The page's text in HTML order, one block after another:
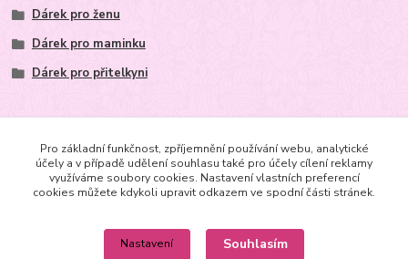
Dárek pro ženu
Dárek pro maminku
Dárek pro přitelkyni
Kontakt
+420602625665
Pro základní funkčnost, zpříjemnění používání webu, analytické
účely a v případě udělení souhlasu také pro účely cílení reklamy
využíváme soubory cookies. Nastavení vlastních preferencí
cookies můžete kdykoli upravit odkazem ve spodní části stránek.
Nastavení Souhlasím